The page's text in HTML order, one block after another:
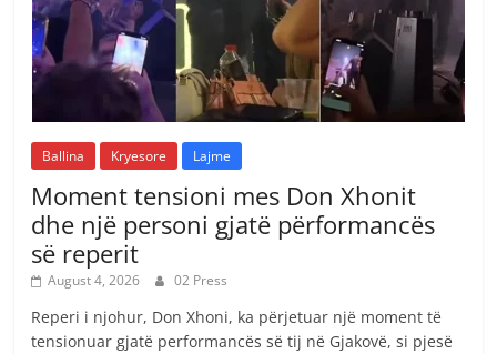
Ballina Kryesore Lajme
Moment tensioni mes Don Xhonit
dhe një personi gjatë përformancës
së reperit
August 4, 2026 02 Press
Reperi i njohur, Don Xhoni, ka përjetuar një moment të
tensionuar gjatë performancës së tij në Gjakovë, si pjesë